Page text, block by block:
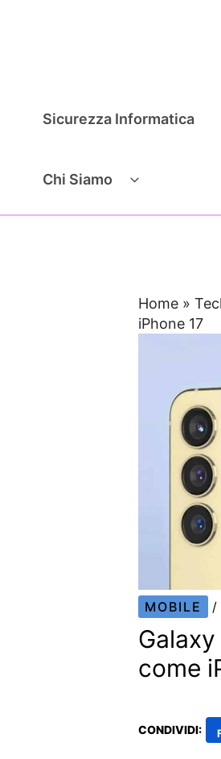
Sicurezza Informatica
Chi Siamo
Home »
iPhone 17
MOBILE /
come
CONDIVIDI: